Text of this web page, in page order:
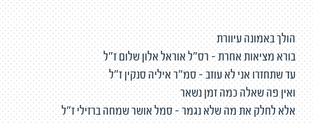
הולך באמונה עיוורת
בורא מציאות אחרת - רס"ל אוראל אלון שלום ז"ל
עד שתחזרו אני לא עוזב – סמ"ר איליה סנקין ז"ל
ואין פה שאלה כמה זמן נשאר
אלא לחלק את מה שלא נגמר - סמל אושר שמחה ברזילי ז"ל